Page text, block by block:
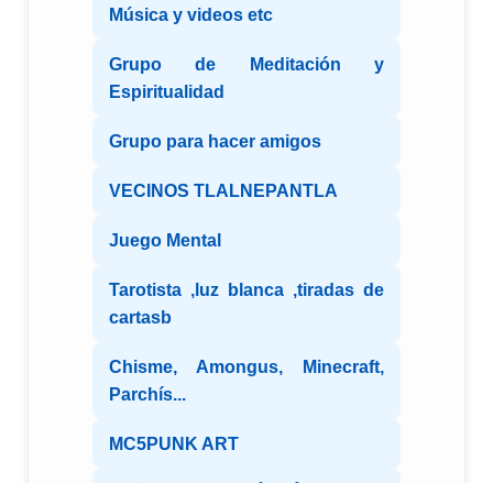
Música y videos etc
Grupo de Meditación y
Espiritualidad
Grupo para hacer amigos
VECINOS TLALNEPANTLA
Juego Mental
Tarotista ,luz blanca ,tiradas de
cartasb
Chisme, Amongus, Minecraft,
Parchís...
MC5PUNK ART